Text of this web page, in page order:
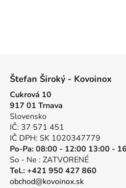
Štefan Široký - Kovoinox
Cukrová 10
917 01 Trnava
Slovensko
IČ: 37 571 451
IČ DPH: SK 1020347779
Po-Pa: 08:00 - 12:00 13:00 -
So - Ne : ZATVORENÉ
Tel.: +421 950 427 860
obchod@kovoinox.sk